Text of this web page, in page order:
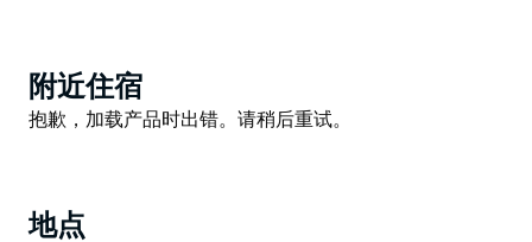
Product
List
附近住宿
Product
抱歉，加载产品时出错。请稍后重试。
地点